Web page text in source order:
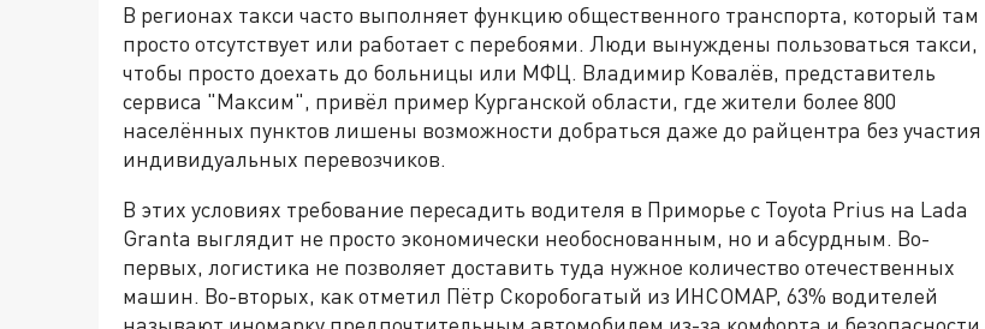
В регионах такси часто выполняет функцию общественного транспорта, который там
просто отсутствует или работает с перебоями. Люди вынуждены пользоваться такси,
чтобы просто доехать до больницы или МФЦ. Владимир Ковалёв, представитель
сервиса "Максим", привёл пример Курганской области, где жители более 800
населённых пунктов лишены возможности добраться даже до райцентра без участия
индивидуальных перевозчиков.
В этих условиях требование пересадить водителя в Приморье с Toyota Prius на Lada
Granta выглядит не просто экономически необоснованным, но и абсурдным. Во-
первых, логистика не позволяет доставить туда нужное количество отечественных
машин. Во-вторых, как отметил Пётр Скоробогатый из ИНСОМАР, 63% водителей